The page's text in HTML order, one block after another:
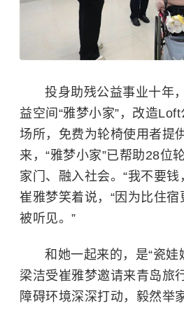
投身助残公益事业十年
益空间“雅梦小家”，改造
场所，免费为轮椅使用者提
来，“雅梦小家”已帮助28位
家门、融入社会。“我不要
崔雅梦笑着说，“因为比住宿
被听见。”
和她一起来的，是“瓷娃
梁洁受崔雅梦邀请来青岛旅
障碍环境深深打动，毅然举